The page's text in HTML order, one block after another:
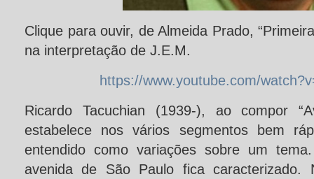
Clique para ouvir, de Almeida Prado,
na interpretação de J.E.M.
https://www.youtube.com/
Ricardo Tacuchian (1939-), ao compor
estabelece nos vários segmentos bem
entendido como variações sobre um
avenida de São Paulo fica